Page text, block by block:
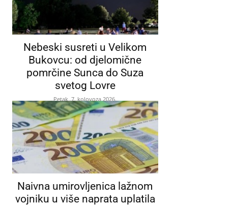
Nebeski susreti u Velikom
Bukovcu: od djelomične
pomrčine Sunca do Suza
svetog Lovre
Petak, 7. kolovoza 2026.
Naivna umirovljenica lažnom
vojniku u više naprata uplatila